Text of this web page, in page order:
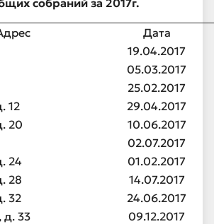
собраний за 2017г.
Дата
19.04.2017
05.03.2017
25.02.2017
12
29.04.2017
20
10.06.2017
02.07.2017
24
01.02.2017
28
14.07.2017
32
24.06.2017
д. 33
09.12.2017